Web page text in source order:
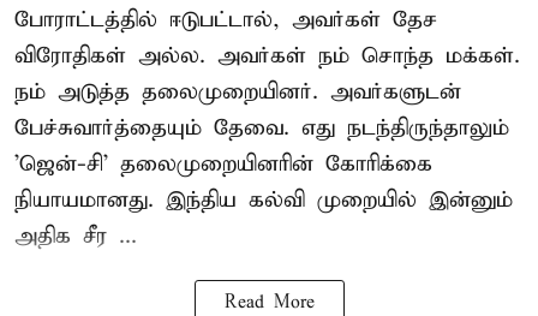
போராட்டத்தில் ஈடுபட்டால், அவர்கள் தேச
விரோதிகள் அல்ல. அவர்கள் நம் சொந்த மக்கள்.
நம் அடுத்த தலைமுறையினர். அவர்களுடன்
பேச்சுவார்த்தையும் தேவை. எது நடந்திருந்தாலும்
'ஜென்-சி' தலைமுறையினரின் கோரிக்கை
நியாயமானது. இந்திய கல்வி முறையில் இன்னும்
அதிக சீர ...
Read More